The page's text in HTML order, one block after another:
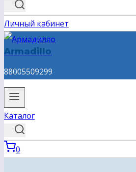
Личный кабинет
Armadillo
88005509299
Каталог
0